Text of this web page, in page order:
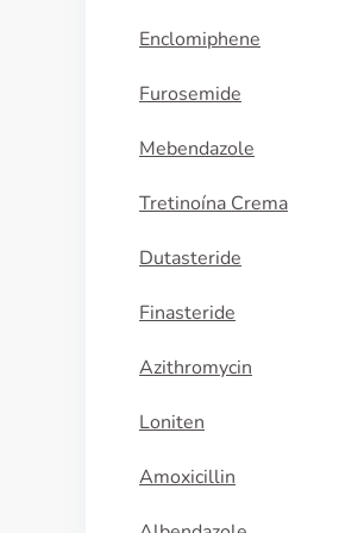
Enclomiphene
Furosemide
Mebendazole
Tretinoína Crema
Dutasteride
Finasteride
Azithromycin
Loniten
Amoxicillin